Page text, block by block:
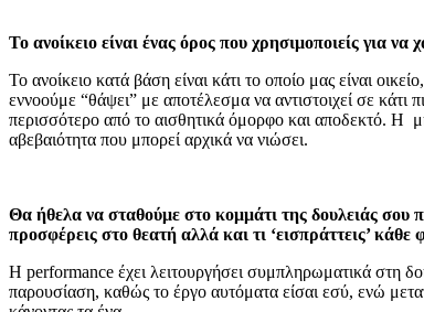
Το ανοίκειο είναι ένας όρος που χρησιμοποιείς για
Το ανοίκειο κατά βάση είναι κάτι το οποίο μας είναι
εννοούμε “θάψει” με αποτέλεσμα να αντιστοιχεί σε κάτι
περισσότερο από το αισθητικά όμορφο και αποδεκτό. Η
αβεβαιότητα που μπορεί αρχικά να νιώσει.
Θα ήθελα να σταθούμε στο κομμάτι της δουλειάς σου
προσφέρεις στο θεατή αλλά και τι ‘εισπράττεις’ κάθε
Η performance έχει λειτουργήσει συμπληρωματικά στη
παρουσίαση, καθώς το έργο αυτόματα είσαι εσύ, ενώ